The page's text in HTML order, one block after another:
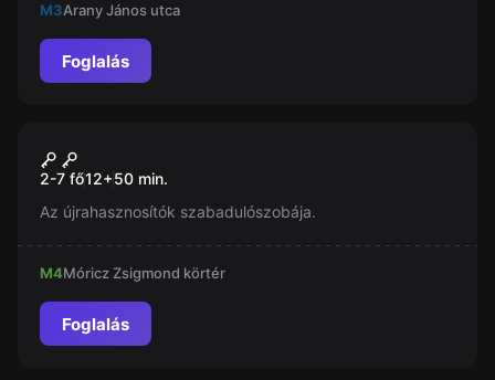
nélkül. Próbáljátok ki a szabadulószobák legújabb
generációját, ami igazából már nem is szabadulószoba,
hanem egy igazi kalandjáték.
M3Arany János utca
Foglalás
Új
Pucolj ki
2-7 fő12+50 min.
Az újrahasznosítók szabadulószobája.
M4Móricz Zsigmond körtér
Foglalás